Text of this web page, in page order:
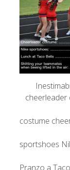
cheerleader
costume
sportshoes
Pranzo a